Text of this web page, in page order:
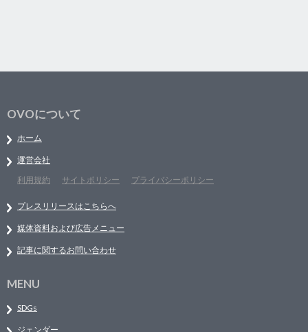
OVOについて
ホーム
運営会社
利用規約
サイトポリシー プライバシーポリシー
プレスリリースはこちらへ
媒体資料および広告メニュー
記事に関するお問い合わせ
MENU
SDGs
ジェンダー